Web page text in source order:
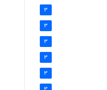
3
3
3
3
3